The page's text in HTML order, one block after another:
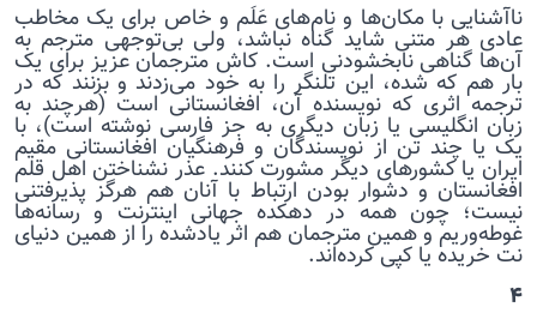
ناآشنایی با مکان‌ها و نام‌های عَلَم و خاص برای یک مخاطب
عادی هر متنی شاید گناه نباشد، ولی بی‌توجهی مترجم به
آن‌ها گناهی نابخشودنی است. کاش مترجمان عزیز برای یک
بار هم که شده، این تلنگر را به خود می‌زدند و بزنند که در
ترجمه اثری که نویسنده آن، افغانستانی است (هرچند به
زبان انگلیسی یا زبان دیگری به جز فارسی نوشته است)، با
یک یا چند تن از نویسندگان و فرهنگیان افغانستانی مقیم
ایران یا کشورهای دیگر مشورت کنند. عذر نشناختن اهل قلم
افغانستان و دشوار بودن ارتباط با آنان هم هرگز پذیرفتنی
نیست؛ چون همه در دهکده جهانی اینترنت و رسانه‌ها
غوطه‌وریم و همین مترجمان هم اثر یادشده را از همین دنیای
نت خریده یا کپی کرده‌اند.
۴